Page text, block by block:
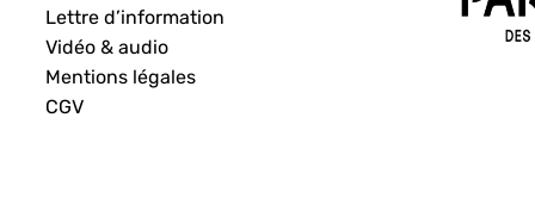
Lettre d’information
Vidéo & audio
Mentions légales
CGV